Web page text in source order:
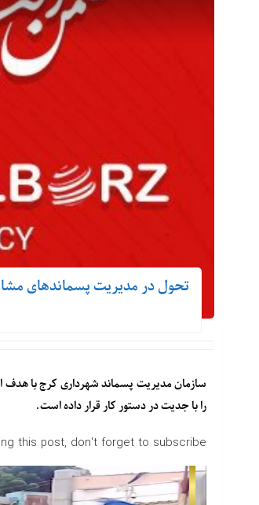
تحول در مدیریت پسماندهای
سازمان مدیریت پسماند شهرداری کرج با هدف
را با جدیت در دستور کار قرار داده است.
this post, don't forget to subscribe!